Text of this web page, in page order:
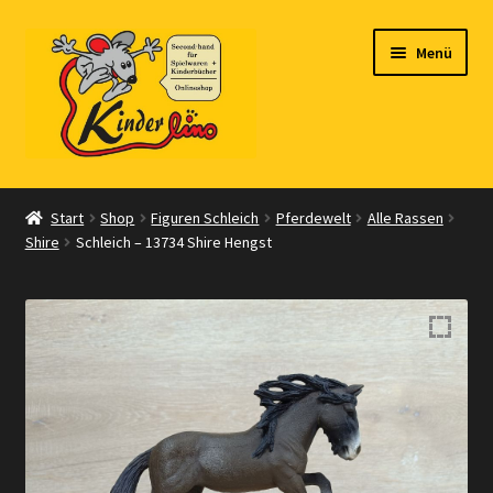
Navigation
springen
Zum
Inhalt
springen
Menü
Start
Vertrag widerrufen
Shop
Warenkorb
Kasse
Zahlungsarten
Start Shop Figuren Schleich Pferdewelt
Alle Rassen
Shire
Schleich – 13734 Shire Hengst